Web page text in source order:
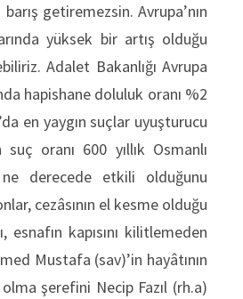
getiremezsin. Avrupa’nın
yüksek bir artış olduğu
Adalet Bakanlığı Avrupa
hapishane doluluk oranı %2
en yaygın suçlar uyuşturucu
oranı 600 yıllık Osmanlı
ne derecede etkili olduğunu
cezâsının el kesme olduğu
esnafın kapısını kilitlemeden
Mustafa (sav)’in hayâtının
şerefini Necip Fazıl (rh.a)